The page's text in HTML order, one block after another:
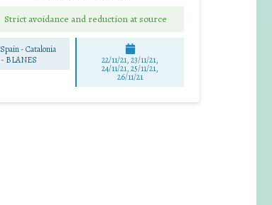
Strict avoidance and reduction at source
Spain - Catalonia
- BLANES 22/11/21, 23/11/21,
24/11/21, 25/11/21,
26/11/21